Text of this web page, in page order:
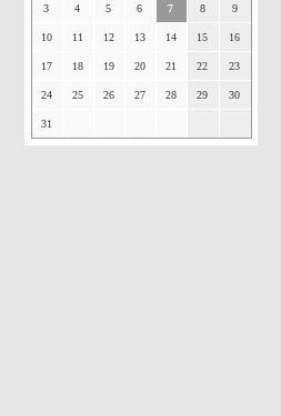
3 4 5 6 7 8 9
10 11 12 13 14 15 16
17 18 19 20 21 22 23
24 25 26 27 28 29 30
31